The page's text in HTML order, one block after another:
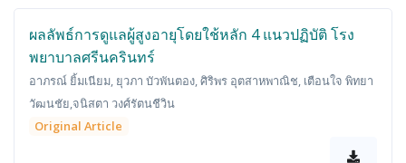
ผลลัพธ์การดูแลผู้สูงอายุโดยใช้หลัก 4 แนวปฏิบัติ โรง
พยาบาลศรีนครินทร์
อาภรณ์ ยิ้มเนียม, ยุวภา บัวพันตอง, ศิริพร อุตสาหพาณิช, เตือนใจ พิทยา
วัฒนชัย,จนิสตา วงศ์รัตนชีวิน
Original Article